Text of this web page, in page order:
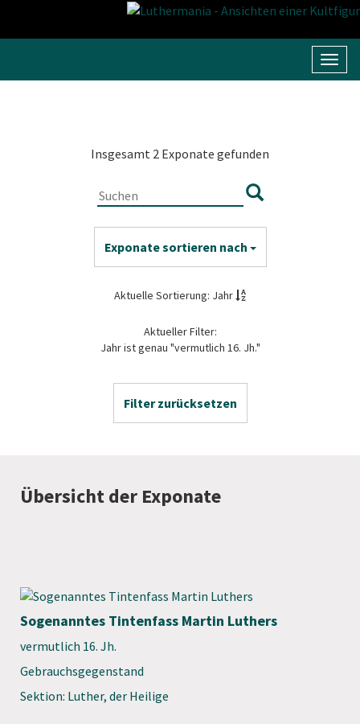
Insgesamt 2 Exponate gefunden
Exponate sortieren nach
Aktuelle Sortierung: Jahr
Aktueller Filter:
Jahr ist genau "vermutlich 16. Jh."
Filter zurücksetzen
Übersicht der Exponate
Sogenanntes Tintenfass Martin Luthers
vermutlich 16. Jh.
Gebrauchsgegenstand
Sektion: Luther, der Heilige